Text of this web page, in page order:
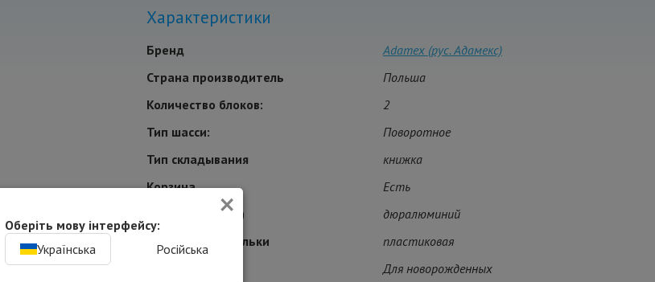
Характеристики
Бренд
Adamex (рус. Адамекс)
Страна производитель
Польша
Количество блоков:
2
Тип шасси:
Поворотное
Тип складывания
книжка
Корзина
Есть
Рама(материал)
дюралюминий
Конструкция люльки
пластиковая
Для новорожденных
×
Оберіть мову інтерфейсу:
Українська
Російська